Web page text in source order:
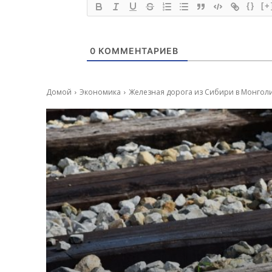
{}
0 КОММЕНТАРИЕВ